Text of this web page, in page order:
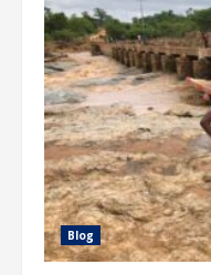
Blog